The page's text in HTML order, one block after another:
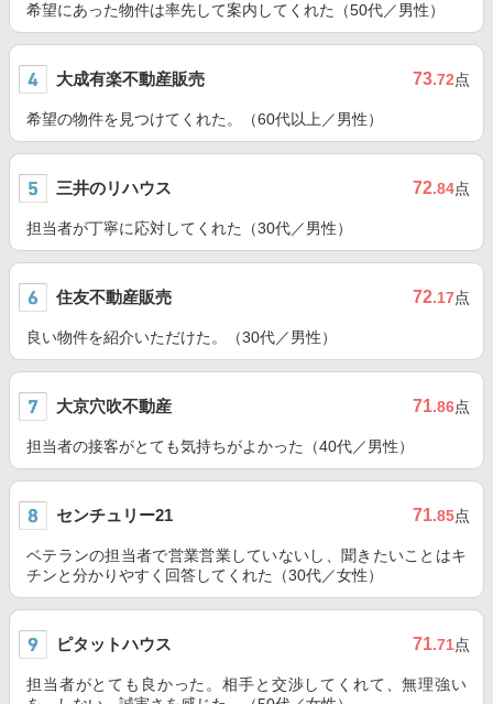
希望にあった物件は率先して案内してくれた（50代／男性）
大成有楽不動産販売 73.72点
希望の物件を見つけてくれた。（60代以上／男性）
三井のリハウス 72.84点
担当者が丁寧に応対してくれた（30代／男性）
住友不動産販売 72.17点
良い物件を紹介いただけた。（30代／男性）
大京穴吹不動産 71.86点
担当者の接客がとても気持ちがよかった（40代／男性）
センチュリー21 71.85点
ベテランの担当者で営業営業していないし、聞きたいことはキ
チンと分かりやすく回答してくれた（30代／女性）
ピタットハウス 71.71点
担当者がとても良かった。相手と交渉してくれて、無理強い